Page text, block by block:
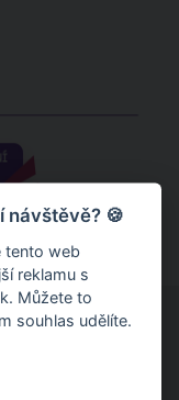
návštěvě? 🍪
tento web
reklamu s
Můžete to
souhlas udělíte.